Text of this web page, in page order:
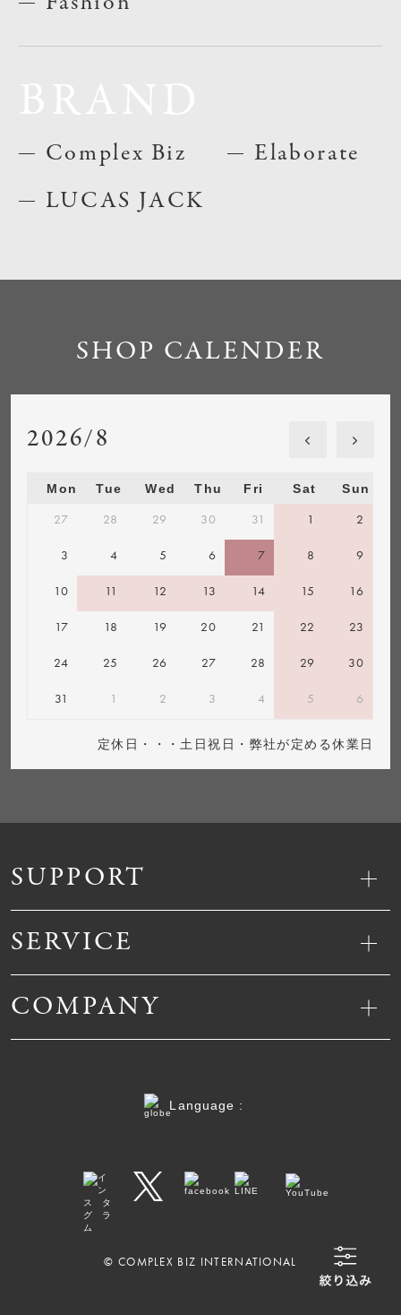
Complex Biz
LUCAS JACK
Elaborate
SUPPORT
SERVICE
COMPANY
Language :
© COMPLEX BIZ INTERNATIONAL
SHOP CALENDER
2026/8
Mon Tue Wed Thu Fri Sat Sun
27 28 29 30 31 1 2
3 4 5 6 7 8 9
10 11 12 13 14 15 16
17 18 19 20 21 22 23
24 25 26 27 28 29 30
31 1 2 3 4 5 6
定休日・・・土日祝日・弊社が定める休業日